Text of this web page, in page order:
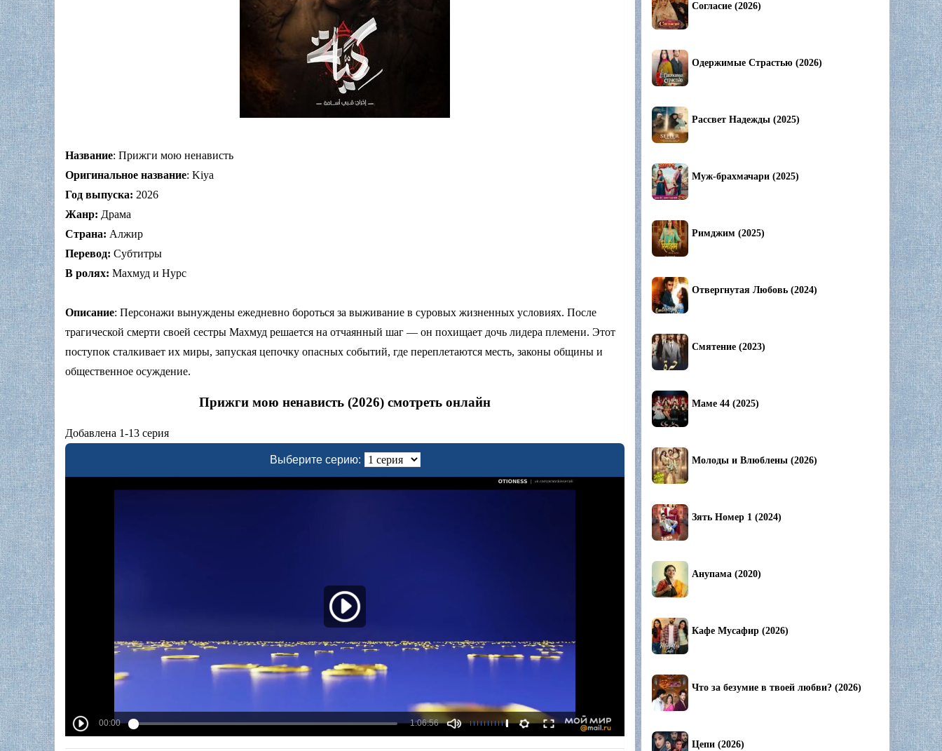
Название: Прижги мою ненависть
Оригинальное название: Kiya
Год выпуска: 2026
Жанр: Драма
Страна: Алжир
Перевод: Субтитры
В ролях: Махмуд и Нурс
Описание: Персонажи вынуждены ежедневно бороться за выживание в суровых жизненных условиях. После
трагической смерти своей сестры Махмуд решается на отчаянный шаг — он похищает дочь лидера племени. Этот
поступок сталкивает их миры, запуская цепочку опасных событий, где переплетаются месть, законы общины и
общественное осуждение.
Прижги мою ненависть (2026) смотреть онлайн
Добавлена 1-13 серия
Выберите серию:
Согласие (2026)
Одержимые Страстью (2026)
Рассвет Надежды (2025)
Муж-брахмачари (2025)
Римджим (2025)
Отвергнутая Любовь (2024)
Смятение (2023)
Маме 44 (2025)
Молоды и Влюблены (2026)
Зять Номер 1 (2024)
Анупама (2020)
Кафе Мусафир (2026)
Что за безумие в твоей любви? (2026)
Цепи (2026)